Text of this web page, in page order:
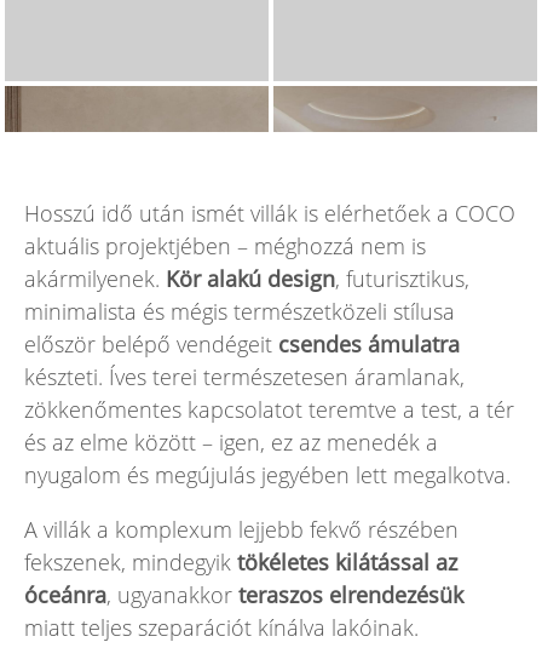
Hosszú idő után ismét villák is elérhetőek a COCO
aktuális projektjében – méghozzá nem is
akármilyenek. Kör alakú design, futurisztikus,
minimalista és mégis természetközeli stílusa
először belépő vendégeit csendes ámulatra
készteti. Íves terei természetesen áramlanak,
zökkenőmentes kapcsolatot teremtve a test, a tér
és az elme között – igen, ez az menedék a
nyugalom és megújulás jegyében lett megalkotva.
A villák a komplexum lejjebb fekvő részében
fekszenek, mindegyik tökéletes kilátással az
óceánra, ugyanakkor teraszos elrendezésük
miatt teljes szeparációt kínálva lakóinak.